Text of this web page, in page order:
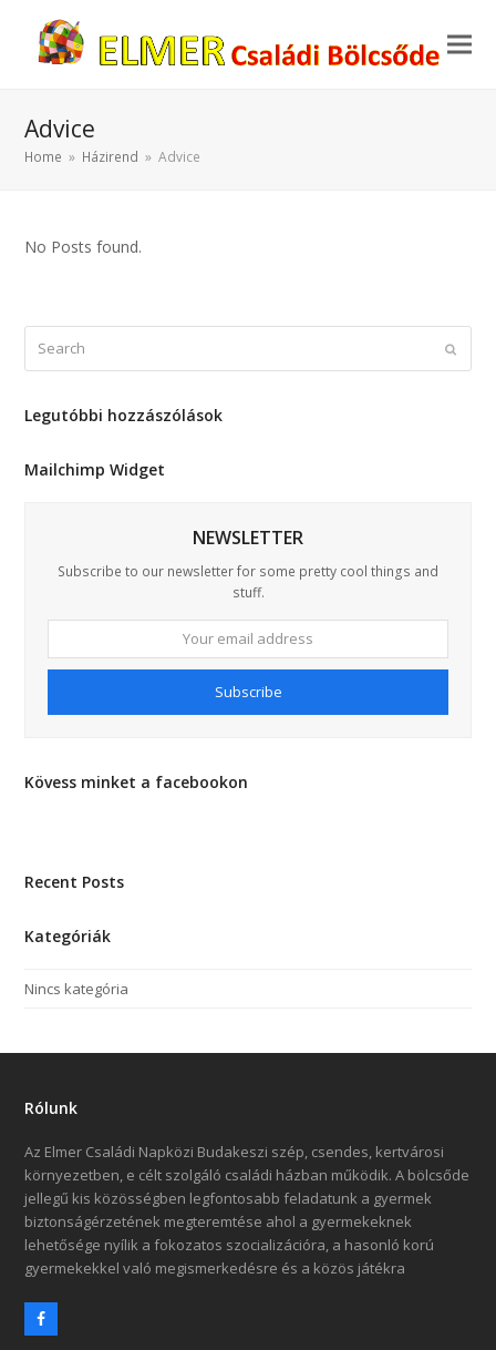
Advice
Home » Házirend » Advice
No Posts found.
Submit
Legutóbbi hozzászólások
Mailchimp Widget
NEWSLETTER
Subscribe to our newsletter for some pretty cool things and
stuff.
email
address
Subscribe
Kövess minket a facebookon
Recent Posts
Kategóriák
Nincs kategória
Rólunk
Az Elmer Családi Napközi Budakeszi szép, csendes, kertvárosi
környezetben, e célt szolgáló családi házban működik. A bölcsőde
jellegű kis közösségben legfontosabb feladatunk a gyermek
biztonságérzetének megteremtése ahol a gyermekeknek
lehetősége nyílik a fokozatos szocializációra, a hasonló korú
gyermekekkel való megismerkedésre és a közös játékra
Facebook